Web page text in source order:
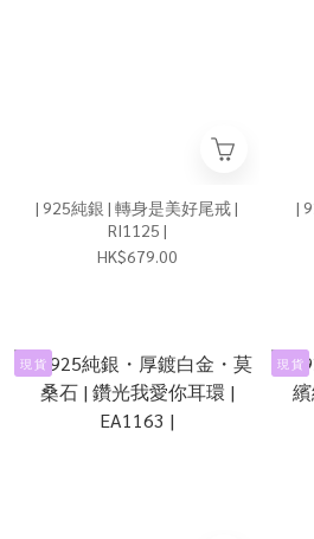
| 925純銀 | 轉身是美好尾戒 |
RI1125 |
HK$679.00
|
現 貨 現 貨